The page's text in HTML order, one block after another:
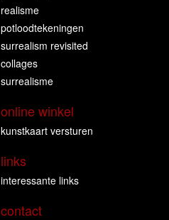
realisme
potloodtekeningen
surrealism revisited
collages
surrealisme
online winkel
kunstkaart versturen
links
interessante links
contact